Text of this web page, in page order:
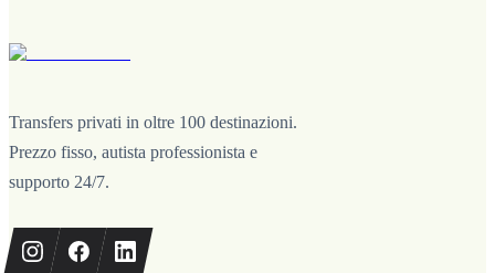
Transfers privati in oltre 100 destinazioni.
Prezzo fisso, autista professionista e
supporto 24/7.